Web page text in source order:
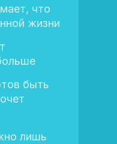
что
жизни
быть
лишь